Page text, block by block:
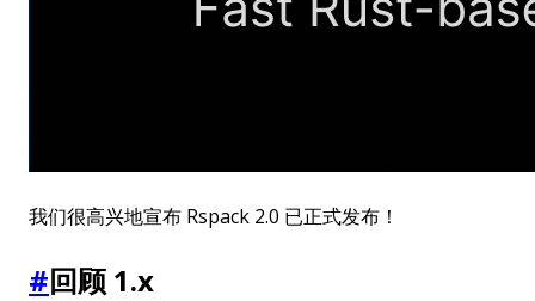
我们很高兴地宣布 Rspack 2.0 已正式发布！
#回顾 1.x